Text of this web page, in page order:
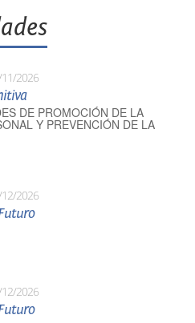
2026
DE PROMOCIÓN DE LA
Y PREVENCIÓN DE LA
2026
2026